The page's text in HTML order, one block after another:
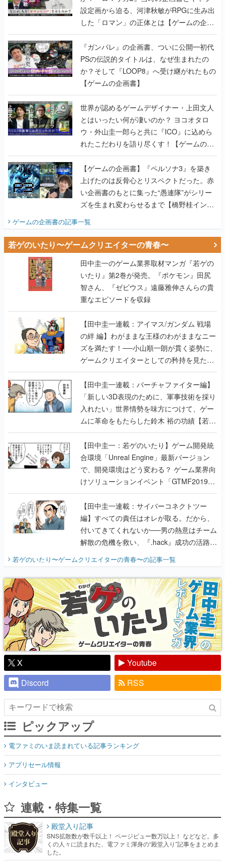
設定画から迫る、河津秋敏がRPGに生み出
した「ロマン」の正体とは【ゲームの企画
書】
『ガンパレ』の企画書、ついに公開━初代
PSの伝説的タイトルは、なぜ生まれたの
か？そして『LOOP8』へ受け継がれたもの
【ゲームの企画書】
世界が認めるゲームデザイナー・上田文人
とはいったい何が凄いのか？ ヨコオタロ
ウ・外山圭一郎らと共に『ICO』に込めら
れたこだわりを語り尽くす！【ゲームの企
画書】
【ゲームの企画書】『ペルソナ3』を築き
上げたのは反骨心とリスペクトだった。赤
い企画書のもとに集った“愚連隊”がシリー
ズを生まれ変わらせるまで【橋野桂インタ
ビュー】
ゲームの企画書の記事一覧
若ゲのいたり〜ゲームクリエイターの青春〜
田中圭一のゲーム業界取材マンガ『若ゲの
いたり』第2巻が発売。『ポケモン』田尻
智さん、『ゼビウス』遠藤雅伸さんらの貴
重なエピソードを収録
【田中圭一連載：アイマス/ガンダム 戦場
の絆 編】わがままな王様のわがままなニー
ズを満たす！──小山順一朗が貫く姿勢に、
ゲームクリエイターとしての矜持を見た
【若ゲのいたり最終回】
【田中圭一連載：バーチャファイター編】
「新しい3D表現のために、軍事技術を採り
入れたい」世界情勢を味方につけて、ゲー
ムに革命をもたらした鈴木 裕の功績【若ゲ
のいたり】
【田中圭一：若ゲのいたり】ゲーム開発統
合環境「Unreal Engine」最新バージョン
で、開発環境はどう変わる？ ゲーム業界向
けソリューションイベント「GTMF2019」
に行って、より理解を深めよう【PR】
【田中圭一連載：サイバーコネクトツー
編】すべての責任はオレが取る。だから、
付いてきてくれないか──男の熱意はチーム
解散の危機を救い、『.hack』成功の活路を
開く。業界の快男児・松山 洋に流れる血は
『少年ジャンプ』色だった【若ゲのいた
り】
若ゲのいたり〜ゲームクリエイターの青春〜の記事一覧
X
Youtube
Discord
RSS
ピックアップ
電ファミのいま読まれている記事ランキング
アプリセール情報
インタビュー
連載・特集一覧
殿堂入り記事
SNS拡散数が数千以上！ ページビュー数万以上！ などなど。多
くの人々に読まれた、電ファミ渾身の“殿堂入り”記事をまとめま
した。